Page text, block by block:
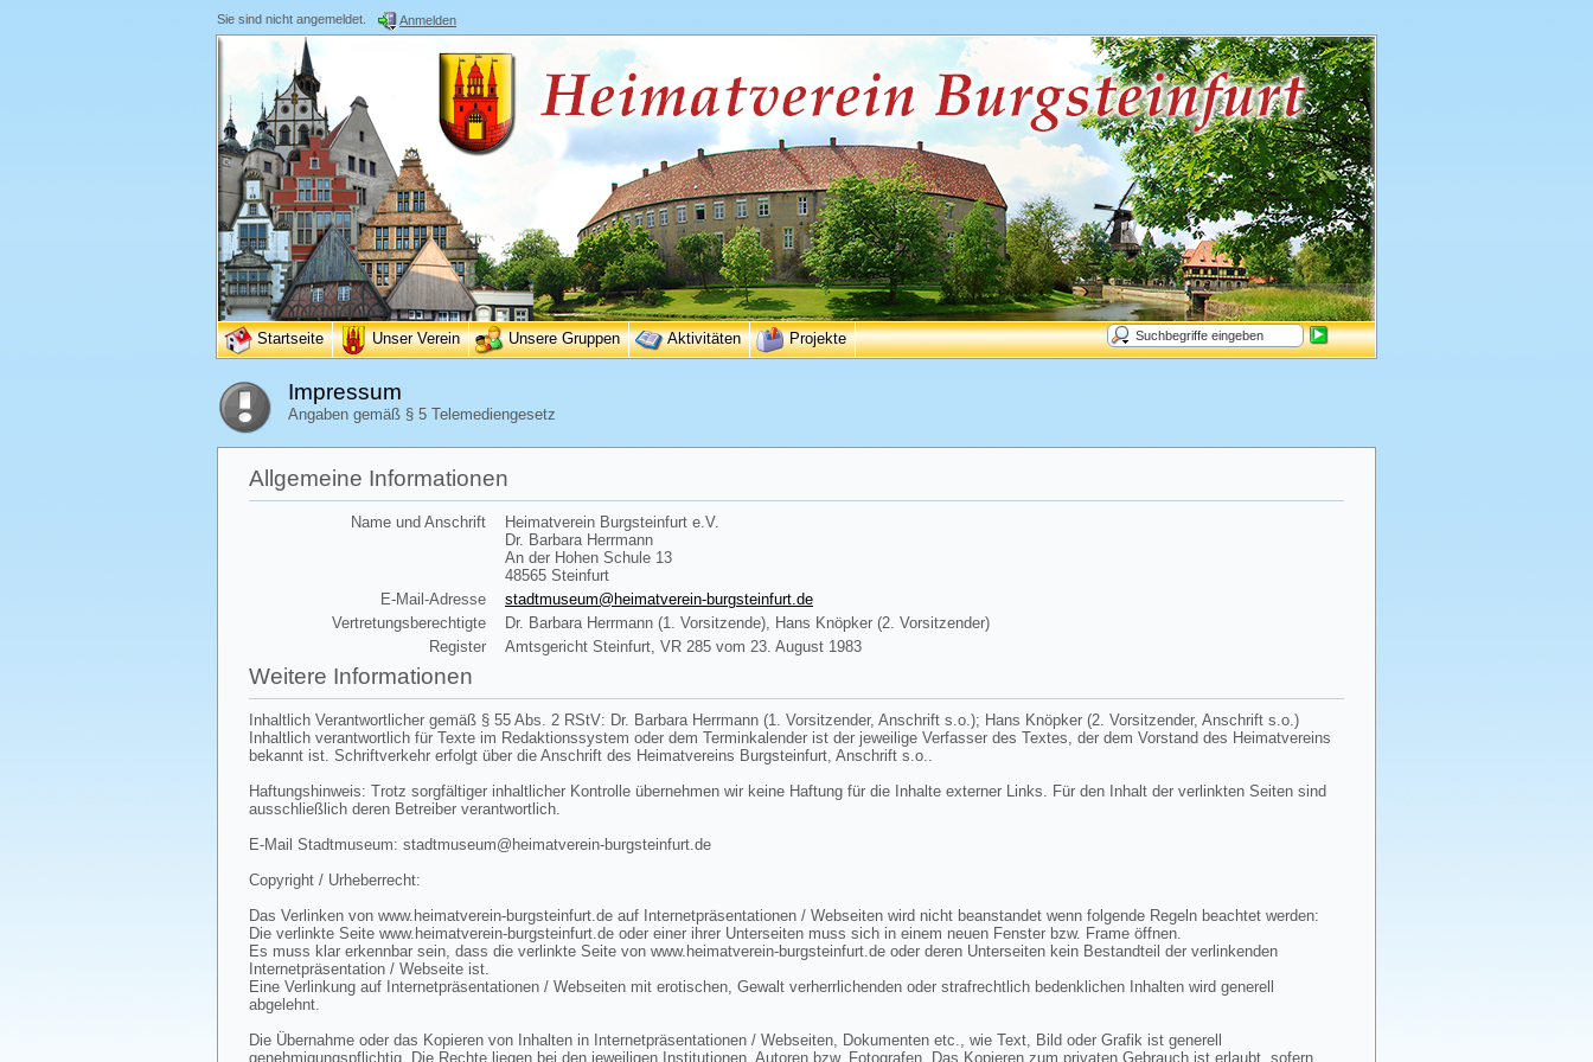
Sie sind nicht angemeldet. Anmelden
Startseite Unser Verein Unsere Gruppen Aktivitäten Projekte
Impressum
Angaben gemäß § 5 Telemediengesetz
Allgemeine Informationen
Name und Anschrift
Heimatverein Burgsteinfurt e.V.
Dr. Barbara Herrmann
An der Hohen Schule 13
48565 Steinfurt
E-Mail-Adresse
stadtmuseum@heimatverein-burgsteinfurt.de
Vertretungsberechtigte
Dr. Barbara Herrmann (1. Vorsitzende), Hans Knöpker (2. Vorsitzender)
Register
Amtsgericht Steinfurt, VR 285 vom 23. August 1983
Weitere Informationen
Inhaltlich Verantwortlicher gemäß § 55 Abs. 2 RStV: Dr. Barbara Herrmann (1. Vorsitzender, Anschrift s.o.); Hans Knöpker (2. Vorsitzender, Anschrift s.o.)
Inhaltlich verantwortlich für Texte im Redaktionssystem oder dem Terminkalender ist der jeweilige Verfasser des Textes, der dem Vorstand des Heimatvereins
bekannt ist. Schriftverkehr erfolgt über die Anschrift des Heimatvereins Burgsteinfurt, Anschrift s.o..
Haftungshinweis: Trotz sorgfältiger inhaltlicher Kontrolle übernehmen wir keine Haftung für die Inhalte externer Links. Für den Inhalt der verlinkten Seiten sind
ausschließlich deren Betreiber verantwortlich.
E-Mail Stadtmuseum: stadtmuseum@heimatverein-burgsteinfurt.de
Copyright / Urheberrecht:
Das Verlinken von www.heimatverein-burgsteinfurt.de auf Internetpräsentationen / Webseiten wird nicht beanstandet wenn folgende Regeln beachtet werden:
Die verlinkte Seite www.heimatverein-burgsteinfurt.de oder einer ihrer Unterseiten muss sich in einem neuen Fenster bzw. Frame öffnen.
Es muss klar erkennbar sein, dass die verlinkte Seite von www.heimatverein-burgsteinfurt.de oder deren Unterseiten kein Bestandteil der verlinkenden
Internetpräsentation / Webseite ist.
Eine Verlinkung auf Internetpräsentationen / Webseiten mit erotischen, Gewalt verherrlichenden oder strafrechtlich bedenklichen Inhalten wird generell
abgelehnt.
Die Übernahme oder das Kopieren von Inhalten in Internetpräsentationen / Webseiten, Dokumenten etc., wie Text, Bild oder Grafik ist generell
genehmigungspflichtig. Die Rechte liegen bei den jeweiligen Institutionen, Autoren bzw. Fotografen. Das Kopieren zum privaten Gebrauch ist erlaubt, sofern